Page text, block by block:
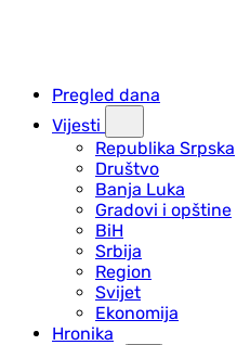
Pregled dana
Vijesti
Republika Srpska
Društvo
Banja Luka
Gradovi i opštine
BiH
Srbija
Region
Svijet
Ekonomija
Hronika